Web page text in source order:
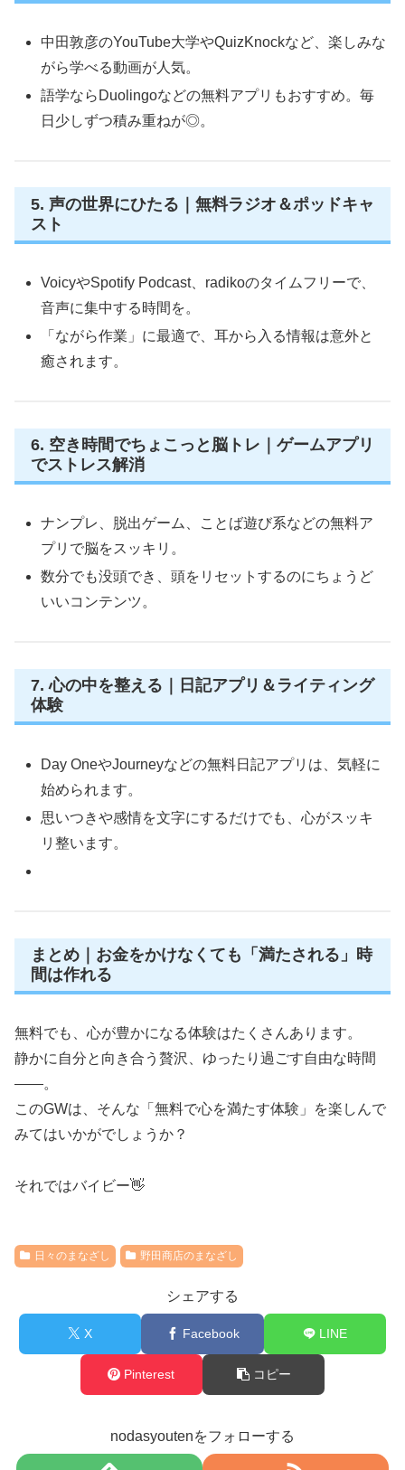
中田敦彦のYouTube大学やQuizKnockなど、楽しみな
がら学べる動画が人気。
語学ならDuolingoなどの無料アプリもおすすめ。毎
日少しずつ積み重ねが◎。
5. 声の世界にひたる｜無料ラジオ＆ポッドキャ
スト
VoicyやSpotify Podcast、radikoのタイムフリーで、
音声に集中する時間を。
「ながら作業」に最適で、耳から入る情報は意外と
癒されます。
6. 空き時間でちょこっと脳トレ｜ゲームアプリ
でストレス解消
ナンプレ、脱出ゲーム、ことば遊び系などの無料ア
プリで脳をスッキリ。
数分でも没頭でき、頭をリセットするのにちょうど
いいコンテンツ。
7. 心の中を整える｜日記アプリ＆ライティング
体験
Day OneやJourneyなどの無料日記アプリは、気軽に
始められます。
思いつきや感情を文字にするだけでも、心がスッキ
リ整います。
まとめ｜お金をかけなくても「満たされる」時
間は作れる
無料でも、心が豊かになる体験はたくさんあります。
静かに自分と向き合う贅沢、ゆったり過ごす自由な時間
——。
このGWは、そんな「無料で心を満たす体験」を楽しんで
みてはいかがでしょうか？
それではバイビー👋
日々のまなざし 野田商店のまなざし
シェアする
X Facebook LINE
Pinterest コピー
nodasyoutenをフォローする